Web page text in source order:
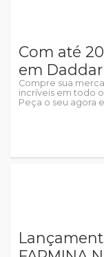
Com até
em
Compre sua
incríveis em todo
Peça o seu agora